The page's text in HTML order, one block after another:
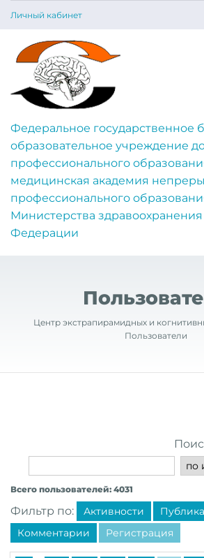
Личный кабинет
Федеральное государственное
образовательное учреждение
профессионального
медицинская академия
профессионального
Министерства
Федерации
Центр экстрапирамидных и
Пользователи
Всего пользователей: 4031
Фильтр по: Активности
Комментарии
Регистрация